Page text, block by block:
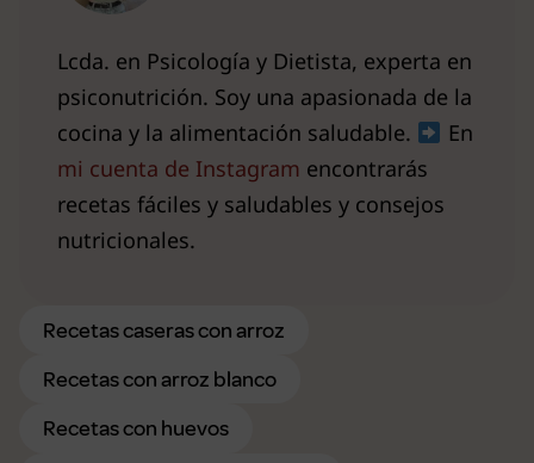
Lcda. en Psicología y Dietista, experta en
psiconutrición. Soy una apasionada de la
cocina y la alimentación saludable.
En
mi cuenta de Instagram encontrarás
recetas fáciles y saludables y consejos
nutricionales.
Recetas caseras con arroz
Recetas con arroz blanco
Recetas con huevos